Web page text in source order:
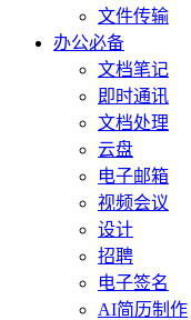
文件传输
办公必备
文档笔记
即时通讯
文档处理
云盘
电子邮箱
视频会议
设计
招聘
电子签名
AI简历制作